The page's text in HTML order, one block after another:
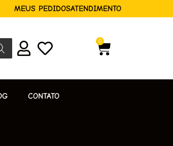
MEUS PEDIDOSATENDIMENTO
0
CONTATO